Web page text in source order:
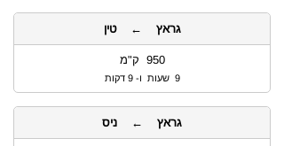
גראץ ← טין
950 ק"מ
9 שעות ו- 9 דקות
גראץ ← ניס